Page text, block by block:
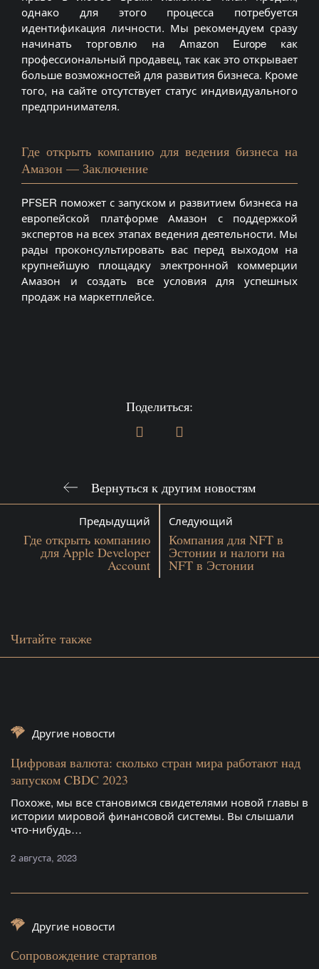
однако для этого процесса потребуется
идентификация личности. Мы рекомендуем сразу
начинать торговлю на Amazon Europe как
профессиональный продавец, так как это открывает
больше возможностей для развития бизнеса. Кроме
того, на сайте отсутствует статус индивидуального
предпринимателя.
Где открыть компанию для ведения бизнеса на
Амазон — Заключение
PFSER поможет с запуском и развитием бизнеса на
европейской платформе Амазон с поддержкой
экспертов на всех этапах ведения деятельности. Мы
рады проконсультировать вас перед выходом на
крупнейшую площадку электронной коммерции
Амазон и создать все условия для успешных
продаж на маркетплейсе.
Вернуться к другим новостям
Поделиться:
Предыдущий
Где открыть компанию
для Apple Developer
Account
Следующий
Компания для NFT в
Эстонии и налоги на
NFT в Эстонии
Читайте также
Другие новости
Цифровая валюта: сколько стран мира работают над
запуском CBDC 2023
Похоже, мы все становимся свидетелями новой главы в
истории мировой финансовой системы. Вы слышали
что-нибудь…
2 августа, 2023
Другие новости
Сопровождение стартапов